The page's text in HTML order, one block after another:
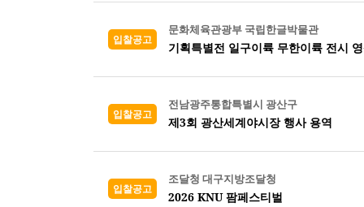
입찰공고
문화체육관광부 국립한글박물관
기획특별전 일구이륙 무한이륙 전시
입찰공고
전남광주통합특별시 광산구
제3회 광산세계야시장 행사 용역
입찰공고
조달청 대구지방조달청
2026 KNU 팜페스티벌